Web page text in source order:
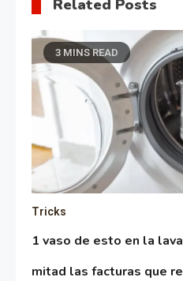
Related Posts
3 MINS READ
Tricks
1 vaso de esto en la
mitad las facturas que